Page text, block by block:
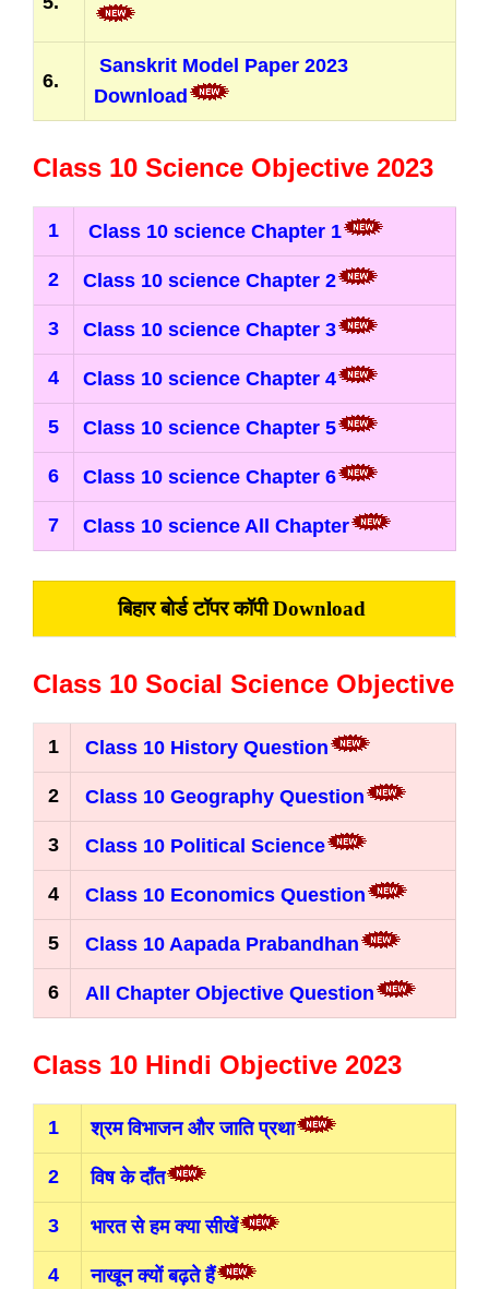
6.
Sanskrit Model Paper 2023
Download
Class 10 Science Objective 2023
1 Class 10 science Chapter 1
2 Class 10 science Chapter 2
3 Class 10 science Chapter 3
4 Class 10 science Chapter 4
5 Class 10 science Chapter 5
6 Class 10 science Chapter 6
7 C lass 10 science All Chapter
बिहार बोर्ड टॉपर कॉपी Download
Class 10 Social Science Objective
1 Class 10 History Question
2 Class 10 Geography Question
3 Class 10 Political Science
4 Class 10 Economics Question
5 Class 10 Aapada Prabandhan
6 All Chapter Objective Question
Class 10 Hindi Objective 2023
1 श्रम विभाजन और जाति प्रथा
2 विष के दाँत
3 भारत से हम क्या सीखें
4 नाखून क्यों बढ़ते हैं